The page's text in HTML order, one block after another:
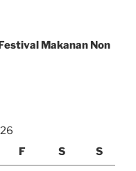
Makanan Non
F S S